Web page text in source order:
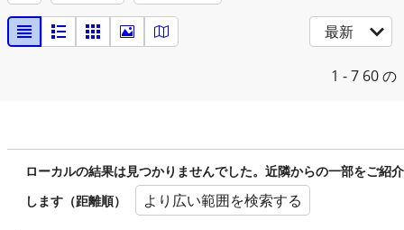
最新
1 - 7 60 の
ローカルの結果は見つかりませんでした。近隣からの一部をご紹介
します（距離順）
より広い範囲を検索する